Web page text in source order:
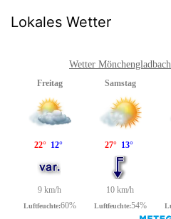
Lokales Wetter
Wetter Mönchengladbach